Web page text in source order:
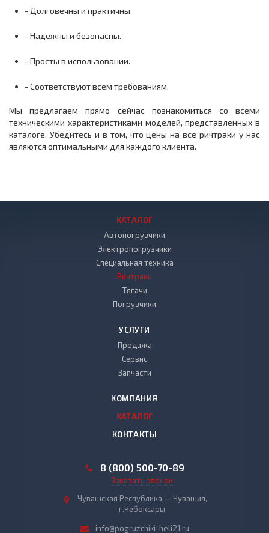
- Долговечны и практичны.
- Надежны и безопасны.
- Просты в использовании.
- Соответствуют всем требованиям.
Мы предлагаем прямо сейчас познакомиться со всеми
техническими характеристиками моделей, представленных в
каталоге. Убедитесь и в том, что цены на все ричтраки у нас
являются оптимальными для каждого клиента.
КАТАЛОГ
Автопогрузчики
Электропогрузчики
Специальная техника
Ричтраки
Тягачи
Погрузчики
УСЛУГИ
Продажа
Сервис
Запчасти
КОМПАНИЯ
КАТАЛОГ
КОНТАКТЫ
8 (800) 500-70-89
Заказать звонок
Чувашская Республика — Чувашия,
г.Чебоксары
info@pogruzchiki-heli21.ru